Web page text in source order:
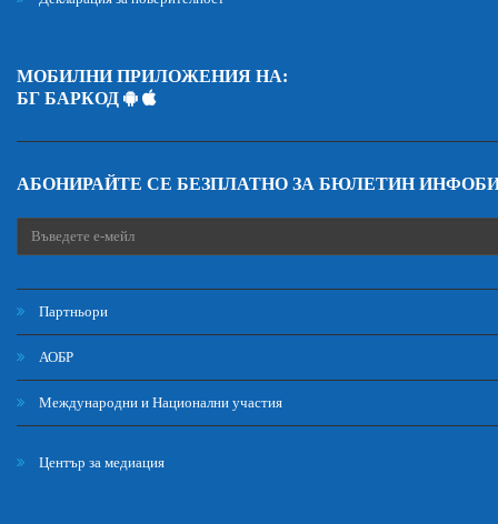
МОБИЛНИ ПРИЛОЖЕНИЯ НА:
БГ БАРКОД
АБОНИРАЙТЕ СЕ БЕЗПЛАТНО ЗА БЮЛЕТИН
Партньори
АОБР
Международни и Национални участия
Център за медиация